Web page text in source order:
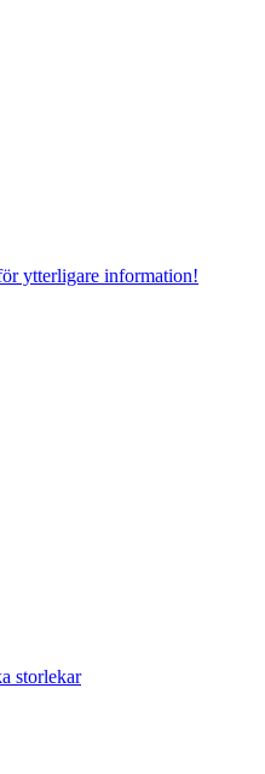
ytterligare information!
storlekar